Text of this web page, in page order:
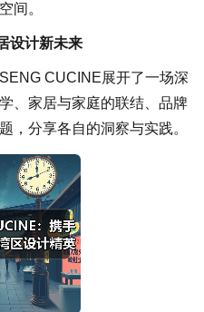
间。
设计新未来
CUCINE展开了一场深
、家居与家庭的联结、品牌
，分享各自的洞察与实践。